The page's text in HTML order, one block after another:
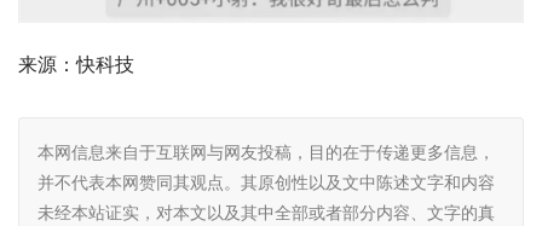
来源：快科技
本网信息来自于互联网与网友投稿，目的在于传递更多信息，
并不代表本网赞同其观点。其原创性以及文中陈述文字和内容
未经本站证实，对本文以及其中全部或者部分内容、文字的真